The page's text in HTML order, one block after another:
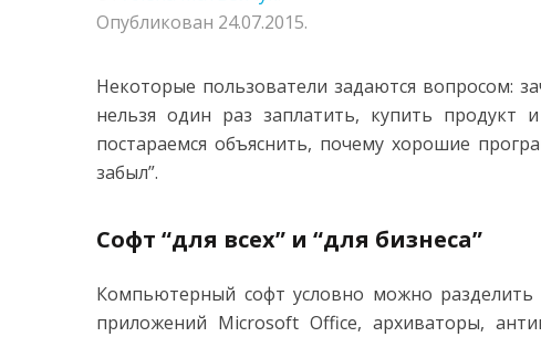
Опубликован 24.07.2015.
Некоторые пользователи задаются вопросом:
нельзя один раз заплатить, купить
постараемся объяснить, почему хорошие
забыл”.
Софт “для всех” и “для бизнеса”
Компьютерный софт условно можно разделить
приложений Microsoft Office, архиваторы,